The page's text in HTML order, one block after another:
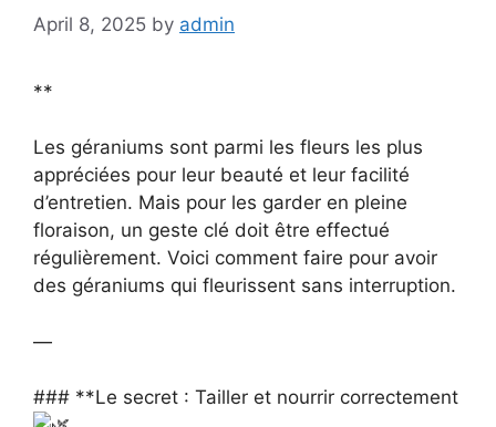
April 8, 2025 by admin
**
Les géraniums sont parmi les fleurs les plus
appréciées pour leur beauté et leur facilité
d’entretien. Mais pour les garder en pleine
floraison, un geste clé doit être effectué
régulièrement. Voici comment faire pour avoir
des géraniums qui fleurissent sans interruption.
—
### **Le secret : Tailler et nourrir correctement